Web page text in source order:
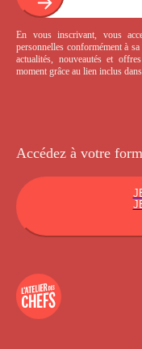
En vous inscrivant, vous
personnelles conformément à sa
actualités, nouveautés et
moment grâce au lien inclus
Accédez à votre